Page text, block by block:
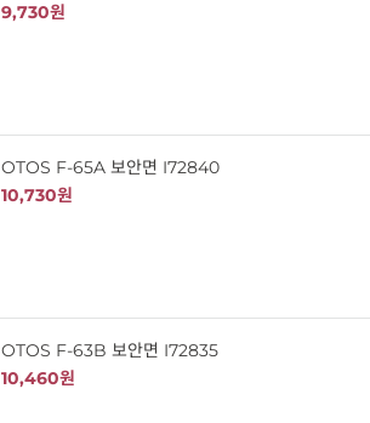
9,730원
OTOS F-65A 보안면 I72840
10,730원
OTOS F-63B 보안면 I72835
10,460원